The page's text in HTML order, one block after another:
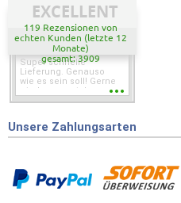
EXCELLENT
119 Rezensionen von
echten Kunden (letzte 12
Monate)
gesamt: 3909
Super schnelle
Lieferung. Genauso
wie es sein soll! Gerne
wieder wenn ich was
Unsere Zahlungsarten